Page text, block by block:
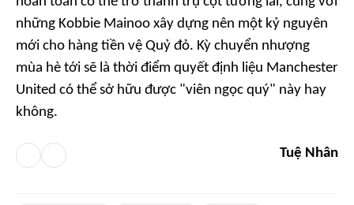
những Kobbie Mainoo xây dựng nên một kỷ nguyên
mới cho hàng tiền vệ Quỷ đỏ. Kỳ chuyển nhượng
mùa hè tới sẽ là thời điểm quyết định liệu Manchester
United có thể sở hữu được "viên ngọc quý" này hay
không.
Tuệ Nhân